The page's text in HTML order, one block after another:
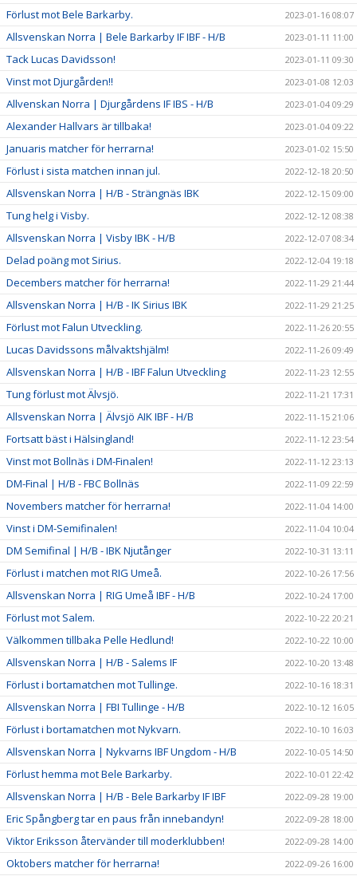
Förlust mot Bele Barkarby. 2023-01-16 08:07
Allsvenskan Norra | Bele Barkarby IF IBF - H/B 2023-01-11 11:00
Tack Lucas Davidsson! 2023-01-11 09:30
Vinst mot Djurgården!! 2023-01-08 12:03
Allvenskan Norra | Djurgårdens IF IBS - H/B 2023-01-04 09:29
Alexander Hallvars är tillbaka! 2023-01-04 09:22
Januaris matcher för herrarna! 2023-01-02 15:50
Förlust i sista matchen innan jul. 2022-12-18 20:50
Allsvenskan Norra | H/B - Strängnäs IBK 2022-12-15 09:00
Tung helg i Visby. 2022-12-12 08:38
Allsvenskan Norra | Visby IBK - H/B 2022-12-07 08:34
Delad poäng mot Sirius. 2022-12-04 19:18
Decembers matcher för herrarna! 2022-11-29 21:44
Allsvenskan Norra | H/B - IK Sirius IBK 2022-11-29 21:25
Förlust mot Falun Utveckling. 2022-11-26 20:55
Lucas Davidssons målvaktshjälm! 2022-11-26 09:49
Allsvenskan Norra | H/B - IBF Falun Utveckling 2022-11-23 12:55
Tung förlust mot Älvsjö. 2022-11-21 17:31
Allsvenskan Norra | Älvsjö AIK IBF - H/B 2022-11-15 21:06
Fortsatt bäst i Hälsingland! 2022-11-12 23:54
Vinst mot Bollnäs i DM-Finalen! 2022-11-12 23:13
DM-Final | H/B - FBC Bollnäs 2022-11-09 22:59
Novembers matcher för herrarna! 2022-11-04 14:00
Vinst i DM-Semifinalen! 2022-11-04 10:04
DM Semifinal | H/B - IBK Njutånger 2022-10-31 13:11
Förlust i matchen mot RIG Umeå. 2022-10-26 17:56
Allsvenskan Norra | RIG Umeå IBF - H/B 2022-10-24 17:00
Förlust mot Salem. 2022-10-22 20:21
Välkommen tillbaka Pelle Hedlund! 2022-10-22 10:00
Allsvenskan Norra | H/B - Salems IF 2022-10-20 13:48
Förlust i bortamatchen mot Tullinge. 2022-10-16 18:31
Allsvenskan Norra | FBI Tullinge - H/B 2022-10-12 16:05
Förlust i bortamatchen mot Nykvarn. 2022-10-10 16:03
Allsvenskan Norra | Nykvarns IBF Ungdom - H/B 2022-10-05 14:50
Förlust hemma mot Bele Barkarby. 2022-10-01 22:42
Allsvenskan Norra | H/B - Bele Barkarby IF IBF 2022-09-28 19:00
Eric Spångberg tar en paus från innebandyn! 2022-09-28 18:00
Viktor Eriksson återvänder till moderklubben! 2022-09-28 14:00
Oktobers matcher för herrarna! 2022-09-26 16:00